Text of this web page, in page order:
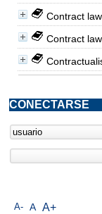
Contract law
Contract law
A- A A+
CONECTARSE